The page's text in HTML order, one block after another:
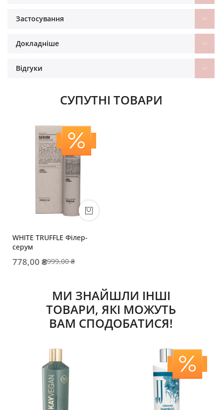
Застосування
Докладніше
Відгуки
СУПУТНІ ТОВАРИ
WHITE TRUFFLE Філер-
серум
778,00 ₴999,00 ₴
МИ ЗНАЙШЛИ ІНШІ
ТОВАРИ, ЯКІ МОЖУТЬ
ВАМ СПОДОБАТИСЯ!